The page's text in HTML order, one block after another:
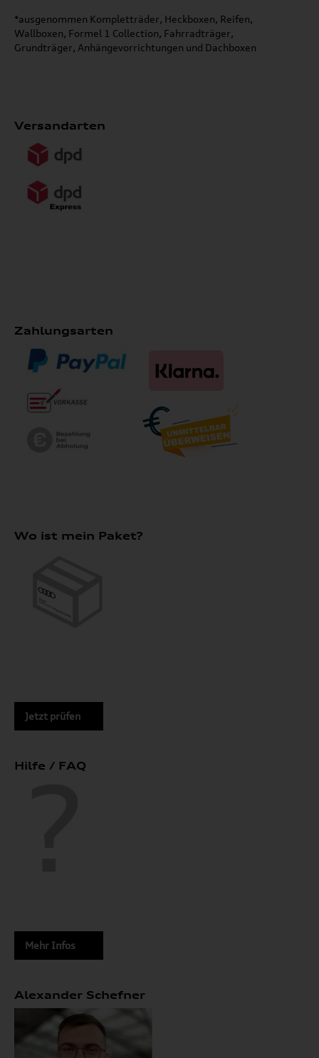
*ausgenommen Kompletträder, Heckboxen, Reifen,
Wallboxen, Formel 1 Collection, Fahrradträger,
Grundträger, Anhängevorrichtungen und Dachboxen
Versandarten
Zahlungsarten
Wo ist mein Paket?
Jetzt prüfen
Hilfe / FAQ
Mehr Infos
Alexander Schefner